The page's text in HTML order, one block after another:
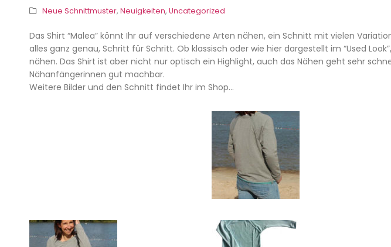
Neue Schnittmuster, Neuigkeiten, Uncategorized
Das Shirt “Malea” könnt Ihr auf verschiedene Arten nähen, ein Schnitt mit vielen
alles ganz genau, Schritt für Schritt. Ob klassisch oder wie hier dargestellt im “Used
nähen. Das Shirt ist aber nicht nur optisch ein Highlight, auch das Nähen geht sehr
Nähanfängerinnen gut machbar.
Weitere Bilder und den Schnitt findet Ihr im Shop…